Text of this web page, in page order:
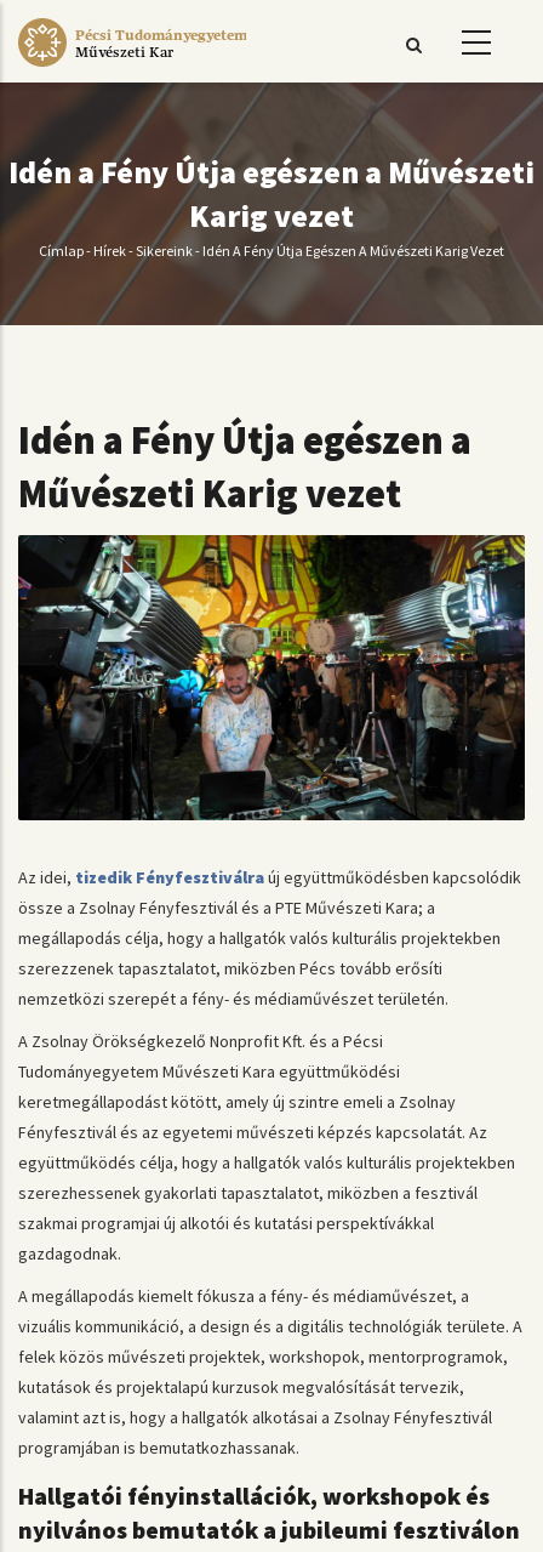
Ugrás
Pécsi Tudományegyetem
Művészeti Kar
Idén a Fény Útja egészen a Művészeti
Karig vezet
Morzsa
Címlap- Hírek-Sikereink- Idén A Fény Útja Egészen A Művészeti Karig Vezet
Idén a Fény Útja egészen a
Művészeti Karig vezet
Az idei, tizedik Fényfesztiválraúj együttműködésben kapcsolódik
össze a Zsolnay Fényfesztivál és a PTE Művészeti Kara; a
megállapodás célja, hogy a hallgatók valós kulturális projektekben
szerezzenek tapasztalatot, miközben Pécs tovább erősíti
nemzetközi szerepét a fény- és médiaművészet területén.
A Zsolnay Örökségkezelő Nonprofit Kft. és a Pécsi
Tudományegyetem Művészeti Kara együttműködési
keretmegállapodást kötött, amely új szintre emeli a Zsolnay
Fényfesztivál és az egyetemi művészeti képzés kapcsolatát. Az
együttműködés célja, hogy a hallgatók valós kulturális projektekben
szerezhessenek gyakorlati tapasztalatot, miközben a fesztivál
szakmai programjai új alkotói és kutatási perspektívákkal
gazdagodnak.
A megállapodás kiemelt fókusza a fény- és médiaművészet, a
vizuális kommunikáció, a design és a digitális technológiák területe. A
felek közös művészeti projektek, workshopok, mentorprogramok,
kutatások és projektalapú kurzusok megvalósítását tervezik,
valamint azt is, hogy a hallgatók alkotásai a Zsolnay Fényfesztivál
programjában is bemutatkozhassanak.
Hallgatói fényinstallációk, workshopok és
nyilvános bemutatók a jubileumi fesztiválon